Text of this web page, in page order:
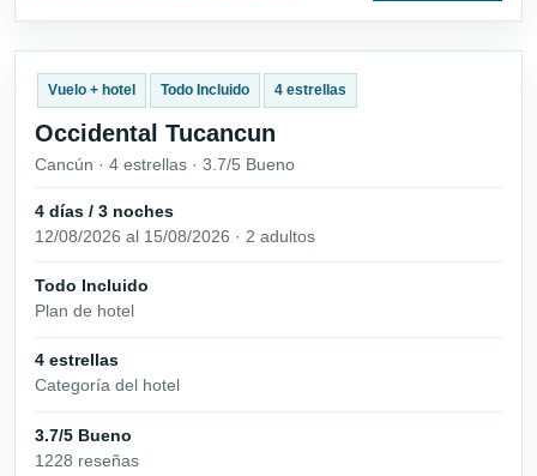
Vuelo + hotel Todo Incluido 4 estrellas
Occidental Tucancun
Cancún · 4 estrellas · 3.7/5 Bueno
4 días / 3 noches
12/08/2026 al 15/08/2026 · 2 adultos
Todo Incluido
Plan de hotel
4 estrellas
Categoría del hotel
3.7/5 Bueno
1228 reseñas